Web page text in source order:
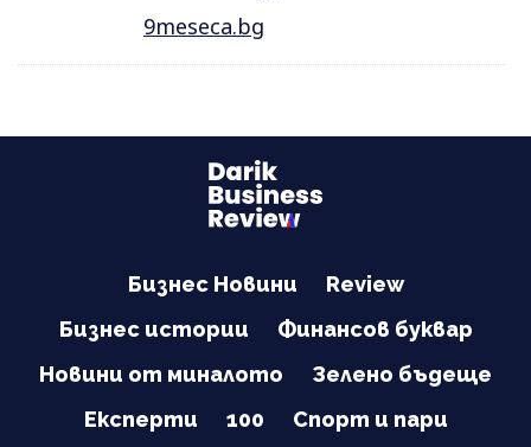
9meseca.bg
Бизнес Новини
Review
Бизнес истории
Финансов буквар
Новини от миналото
Зелено бъдеще
Експерти
100
Спорт и пари